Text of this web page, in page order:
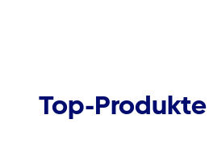
Top-Produkte